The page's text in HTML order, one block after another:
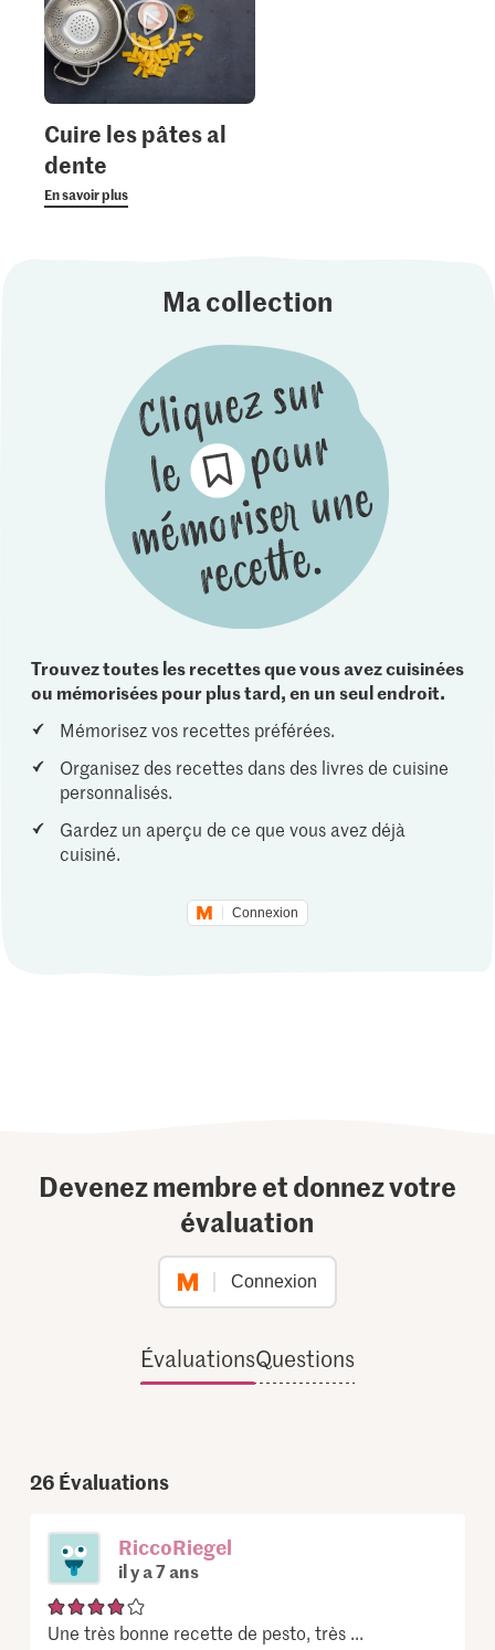
Cuire les pâtes al
dente
En savoir plus
Ma collection
Trouvez toutes les recettes que vous avez cuisinées
ou mémorisées pour plus tard, en un seul endroit.
Mémorisez vos recettes préférées.
Organisez des recettes dans des livres de cuisine
personnalisés.
Gardez un aperçu de ce que vous avez déjà
cuisiné.
Connexion
Devenez membre et donnez votre
évaluation
Connexion
ÉvaluationsQuestions
26 Évaluations
RiccoRiegel
il y a 7 ans
Une très bonne recette de pesto, très ...